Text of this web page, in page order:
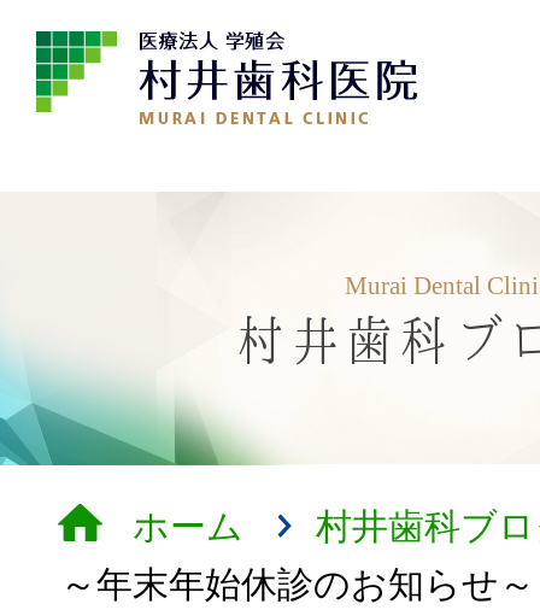
Murai Dental
村井歯科ブ
ホーム
村井歯科ブ
～年末年始休診のお知らせ～